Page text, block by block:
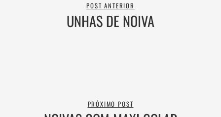
POST ANTERIOR
UNHAS DE NOIVA
PRÓXIMO POST